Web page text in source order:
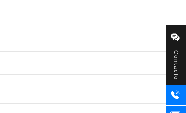
Contacto